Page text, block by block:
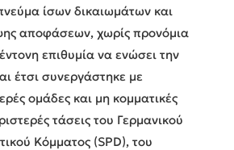
ίσων δικαιωμάτων και
αποφάσεων, χωρίς προνόμια
επιθυμία να ενώσει την
έτσι συνεργάστηκε με
ομάδες και μη κομματικές
τάσεις του Γερμανικού
Κόμματος (SPD), του